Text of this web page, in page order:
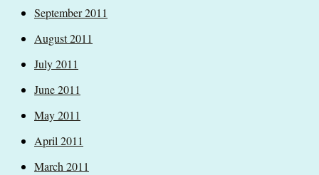
September 2011
August 2011
July 2011
June 2011
May 2011
April 2011
March 2011